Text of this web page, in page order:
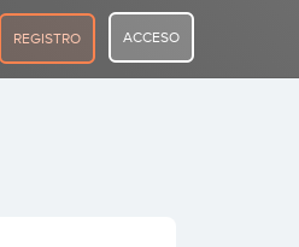
REGISTRO ACCESO